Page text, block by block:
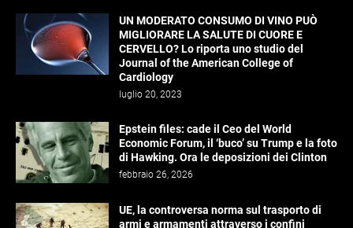
UN MODERATO CONSUMO DI VINO PUÒ
MIGLIORARE LA SALUTE DI CUORE E
CERVELLO? Lo riporta uno studio del
Journal of the American College of
Cardiology
luglio 20, 2023
Epstein files: cade il Ceo del World
Economic Forum, il ‘buco’ su Trump e la foto
di Hawking. Ora le deposizioni dei Clinton
febbraio 26, 2026
UE, la controversa norma sul trasporto di
armi e armamenti attraverso i confini